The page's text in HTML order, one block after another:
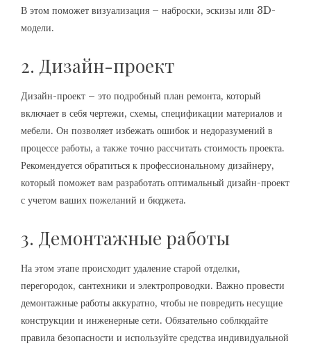
В этом поможет визуализация – наброски, эскизы или 3D-
модели.
2. Дизайн-проект
Дизайн-проект – это подробный план ремонта, который
включает в себя чертежи, схемы, спецификации материалов и
мебели. Он позволяет избежать ошибок и недоразумений в
процессе работы, а также точно рассчитать стоимость проекта.
Рекомендуется обратиться к профессиональному дизайнеру,
который поможет вам разработать оптимальный дизайн-проект
с учетом ваших пожеланий и бюджета.
3. Демонтажные работы
На этом этапе происходит удаление старой отделки,
перегородок, сантехники и электропроводки. Важно провести
демонтажные работы аккуратно, чтобы не повредить несущие
конструкции и инженерные сети. Обязательно соблюдайте
правила безопасности и используйте средства индивидуальной